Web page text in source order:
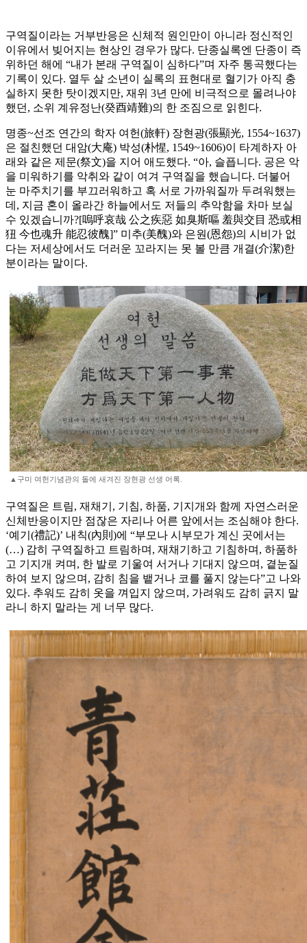
구역질이라는 거부반응은 신체적 원인만이 아니라 정신적인
이유에서 빚어지는 현상인 경우가 많다. 단종실록엔 단종이 즉
위하던 해에 “내가 본래 구역질이 심하다”며 자주 통곡했다는
기록이 있다. 열두 살 소년이 실록의 표현대로 혈기가 아직 충
실하지 못한 탓이겠지만, 재위 3년 만에 비극적으로 몰려나야
했던, 소위 계유정난(癸酉靖難)의 한 조짐으로 읽힌다.
명종~선조 연간의 학자 여헌(旅軒) 장현광(張顯光, 1554~1637)
은 절친했던 대암(大庵) 박성(朴惺, 1549~1606)이 타계하자 아
래와 같은 제문(祭文)을 지어 애도했다. “아, 슬픕니다. 공은 악
을 미워하기를 악취와 같이 여겨 구역질을 했습니다. 더불어
눈 마주치기를 부끄러워하고 혹 서로 가까워질까 두려워했는
데, 지금 혼이 올라간 하늘에서도 저들의 추악함을 차마 보실
수 있겠습니까?[嗚呼哀哉 公之疾惡 如臭斯嘔 羞與交目 恐或相
狃 今也魂升 能忍彼醜]” 미추(美醜)와 은원(恩怨)의 시비가 없
다는 저세상에서도 더러운 꼬라지는 못 볼 만큼 개결(介潔)한
분이라는 말이다.
▲구미 여헌기념관의 돌에 새겨진 장현광 선생 어록.
구역질은 트림, 재채기, 기침, 하품, 기지개와 함께 자연스러운
신체반응이지만 점잖은 자리나 어른 앞에서는 조심해야 한다.
‘예기(禮記)’ 내칙(內則)에 “부모나 시부모가 계신 곳에서는
(…) 감히 구역질하고 트림하며, 재채기하고 기침하며, 하품하
고 기지개 켜며, 한 발로 기울여 서거나 기대지 않으며, 곁눈질
하여 보지 않으며, 감히 침을 뱉거나 코를 풀지 않는다”고 나와
있다. 추워도 감히 옷을 껴입지 않으며, 가려워도 감히 긁지 말
라니 하지 말라는 게 너무 많다.